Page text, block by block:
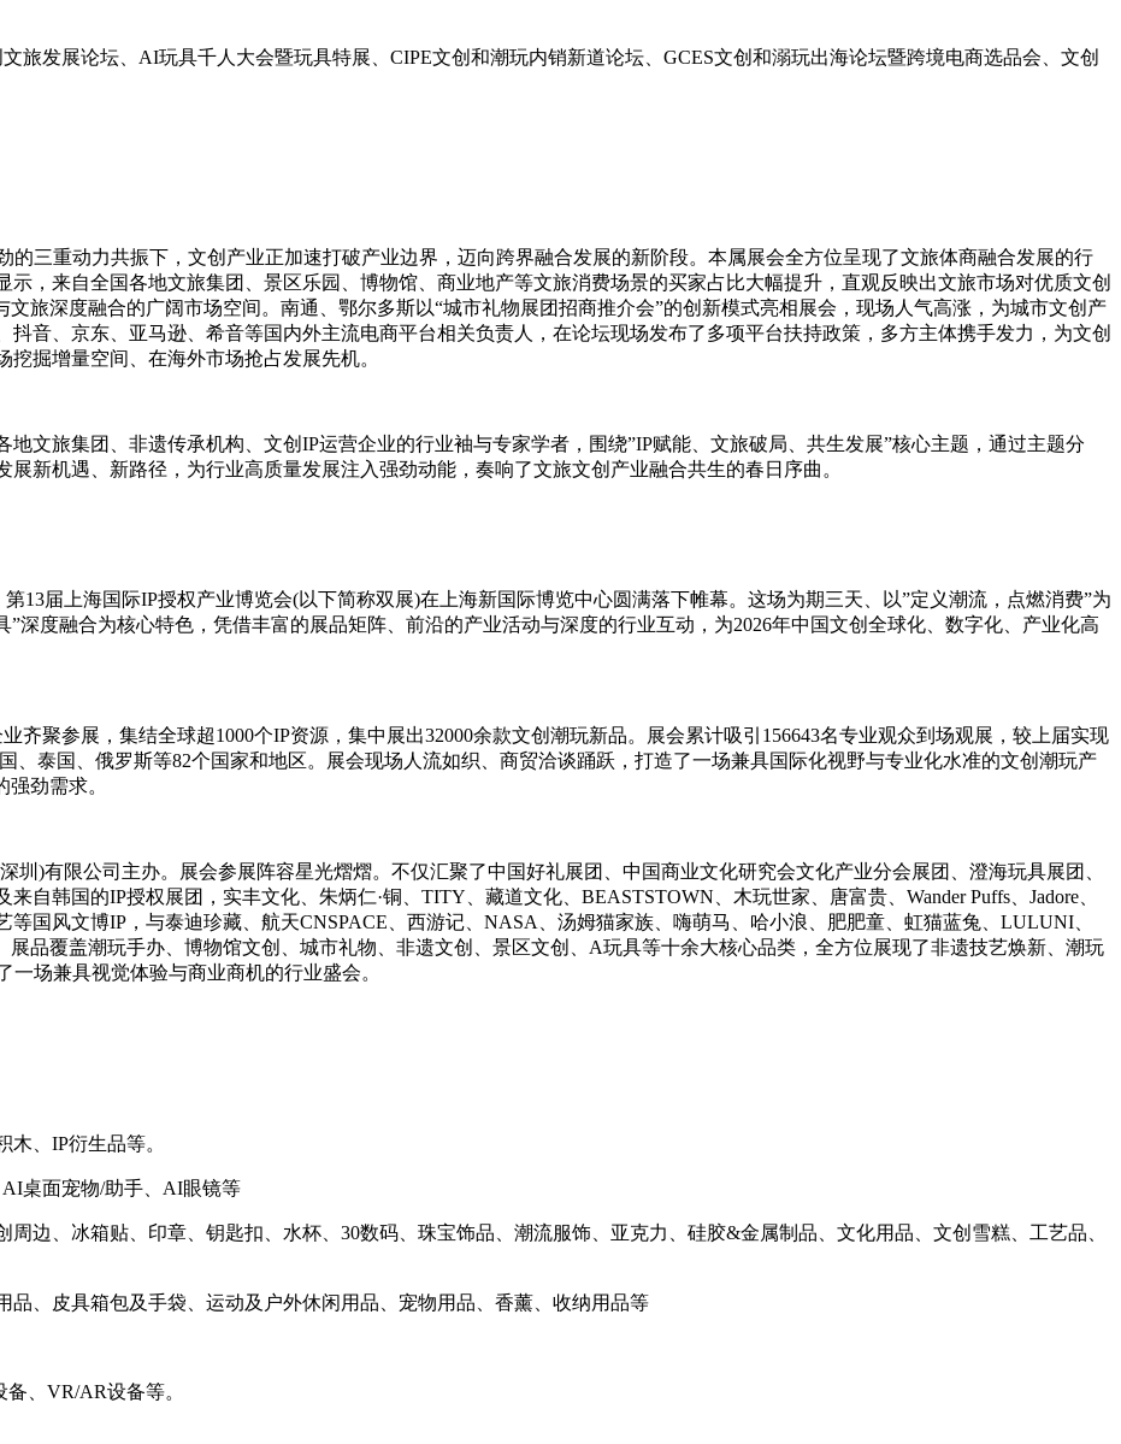
旅发展论坛、AI玩具千人大会暨玩具特展、CIPE文创和潮玩内销新道论坛、GCES文创和溺玩出海论坛暨跨境电商选品会、文创
三重动力共振下，文创产业正加速打破产业边界，迈向跨界融合发展的新阶段。本属展会全方位呈现了文旅体商融合发展的行
，来自全国各地文旅集团、景区乐园、博物馆、商业地产等文旅消费场景的买家占比大幅提升，直观反映出文旅市场对优质文创
旅深度融合的广阔市场空间。南通、鄂尔多斯以“城市礼物展团招商推介会”的创新模式亮相展会，现场人气高涨，为城市文创产
音、京东、亚马逊、希音等国内外主流电商平台相关负责人，在论坛现场发布了多项平台扶持政策，多方主体携手发力，为文创
掘增量空间、在海外市场抢占发展先机。
文旅集团、非遗传承机构、文创IP运营企业的行业袖与专家学者，围绕”IP赋能、文旅破局、共生发展”核心主题，通过主题分
新机遇、新路径，为行业高质量发展注入强劲动能，奏响了文旅文创产业融合共生的春日序曲。
13届上海国际IP授权产业博览会(以下简称双展)在上海新国际博览中心圆满落下帷幕。这场为期三天、以”定义潮流，点燃消费”为
深度融合为核心特色，凭借丰富的展品矩阵、前沿的产业活动与深度的行业互动，为2026年中国文创全球化、数字化、产业化高
齐聚参展，集结全球超1000个IP资源，集中展出32000余款文创潮玩新品。展会累计吸引156643名专业观众到场观展，较上届实现
、泰国、俄罗斯等82个国家和地区。展会现场人流如织、商贸洽谈踊跃，打造了一场兼具国际化视野与专业化水准的文创潮玩产
劲需求。
圳)有限公司主办。展会参展阵容星光熠熠。不仅汇聚了中国好礼展团、中国商业文化研究会文化产业分会展团、澄海玩具展团、
自韩国的IP授权展团，实丰文化、朱炳仁·铜、TITY、藏道文化、BEASTSTOWN、木玩世家、唐富贵、Wander Puffs、Jadore、
国风文博IP，与泰迪珍藏、航天CNSPACE、西游记、NASA、汤姆猫家族、嗨萌马、哈小浪、肥肥童、虹猫蓝兔、LULUNI、
品覆盖潮玩手办、博物馆文创、城市礼物、非遗文创、景区文创、A玩具等十余大核心品类，全方位展现了非遗技艺焕新、潮玩
场兼具视觉体验与商业商机的行业盛会。
、IP衍生品等。
桌面宠物/助手、AI眼镜等
边、冰箱贴、印章、钥匙扣、水杯、30数码、珠宝饰品、潮流服饰、亚克力、硅胶&金属制品、文化用品、文创雪糕、工艺品、
、皮具箱包及手袋、运动及户外休闲用品、宠物用品、香薰、收纳用品等
、VR/AR设备等。